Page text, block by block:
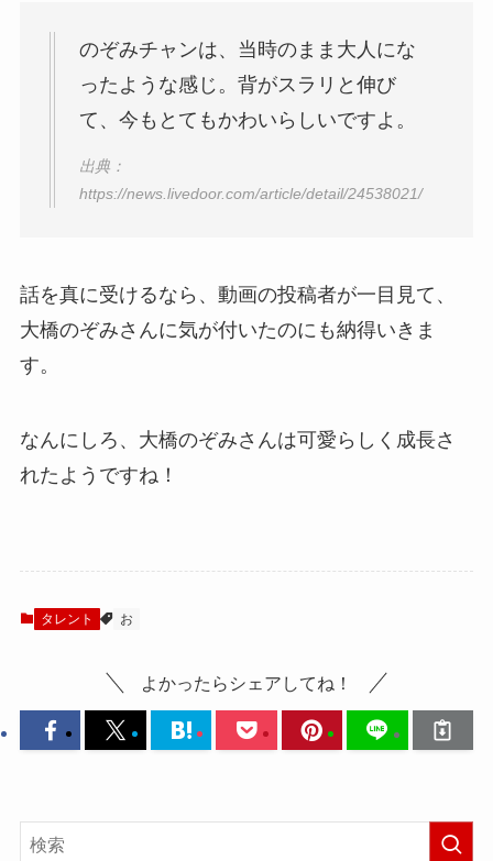
のぞみチャンは、当時のまま大人にな
ったような感じ。背がスラリと伸び
て、今もとてもかわいらしいですよ。
出典：
https://news.livedoor.com/article/detail/24538021/
話を真に受けるなら、動画の投稿者が一目見て、
大橋のぞみさんに気が付いたのにも納得いきま
す。
なんにしろ、大橋のぞみさんは可愛らしく成長さ
れたようですね！
タレント お
よかったらシェアしてね！